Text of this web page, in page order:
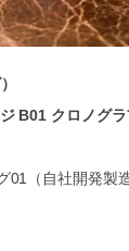
B01 クロノグ
01（自社開発製造